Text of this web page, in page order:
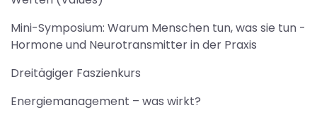
Mini-Symposium: Warum Menschen tun, was sie tun -
Hormone und Neurotransmitter in der Praxis
Dreitägiger Faszienkurs
Energiemanagement – was wirkt?